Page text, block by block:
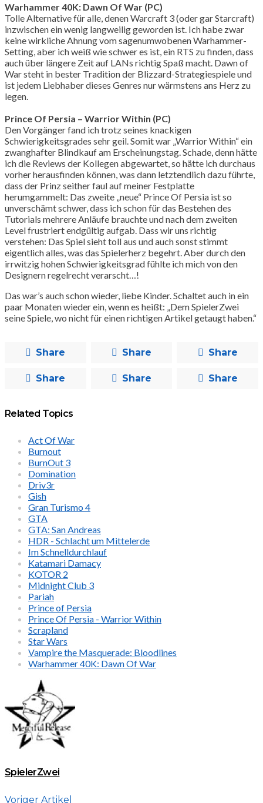
Warhammer 40K: Dawn Of War (PC)
Tolle Alternative für alle, denen Warcraft 3 (oder gar Starcraft)
inzwischen ein wenig langweilig geworden ist. Ich habe zwar
keine wirkliche Ahnung vom sagenumwobenen Warhammer-
Setting, aber ich weiß wie schwer es ist, ein RTS zu finden, dass
auch über längere Zeit auf LANs richtig Spaß macht. Dawn of
War steht in bester Tradition der Blizzard-Strategiespiele und
ist jedem Liebhaber dieses Genres nur wärmstens ans Herz zu
legen.
Prince Of Persia – Warrior Within (PC)
Den Vorgänger fand ich trotz seines knackigen
Schwierigkeitsgrades sehr geil. Somit war „Warrior Within“ ein
zwanghafter Blindkauf am Erscheinungstag. Schade, denn hätte
ich die Reviews der Kollegen abgewartet, so hätte ich durchaus
vorher herausfinden können, was dann letztendlich dazu führte,
dass der Prinz seither faul auf meiner Festplatte
herumgammelt: Das zweite „neue“ Prince Of Persia ist so
unverschämt schwer, dass ich schon für das Bestehen des
Tutorials mehrere Anläufe brauchte und nach dem zweiten
Level frustriert endgültig aufgab. Dass wir uns richtig
verstehen: Das Spiel sieht toll aus und auch sonst stimmt
eigentlich alles, was das Spielerherz begehrt. Aber durch den
irrwitzig hohen Schwierigkeitsgrad fühlte ich mich von den
Designern regelrecht verarscht…!
Das war’s auch schon wieder, liebe Kinder. Schaltet auch in ein
paar Monaten wieder ein, wenn es heißt: „Dem SpielerZwei
seine Spiele, wo nicht für einen richtigen Artikel getaugt haben.“
Share Share Share
Share Share Share
Related Topics
Act Of War
Burnout
BurnOut 3
Domination
Driv3r
Gish
Gran Turismo 4
GTA
GTA: San Andreas
HDR - Schlacht um Mittelerde
Im Schnelldurchlauf
Katamari Damacy
KOTOR 2
Midnight Club 3
Pariah
Prince of Persia
Prince Of Persia - Warrior Within
Scrapland
Star Wars
Vampire the Masquerade: Bloodlines
Warhammer 40K: Dawn Of War
SpielerZwei
Voriger Artikel